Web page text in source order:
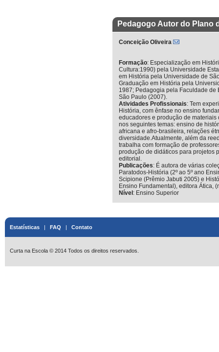
Pedagogo Autor do Plano
Conceição Oliveira
Formação: Especialização em
Cultura:1990) pela Universidade
em História pela Universidade de
Graduação em História pela
1987; Pedagogia pela Faculdade
São Paulo (2007).
Atividades Profissionais: Tem
História, com ênfase no ensino
educadores e produção de
nos seguintes temas: ensino de
africana e afro-brasileira, relações
diversidade.Atualmente, além da
trabalha com formação de
produção de didáticos para projetos
editorial.
Publicações: É autora de várias
Paratodos-História (2º ao 5º ano
Scipione (Prêmio Jabuti 2005) e
Ensino Fundamental), editora Ática,
Nível : Ensino Superior
Estatísticas | FAQ | Contato
Curta na Escola © 2014 Todos os direitos reservados.